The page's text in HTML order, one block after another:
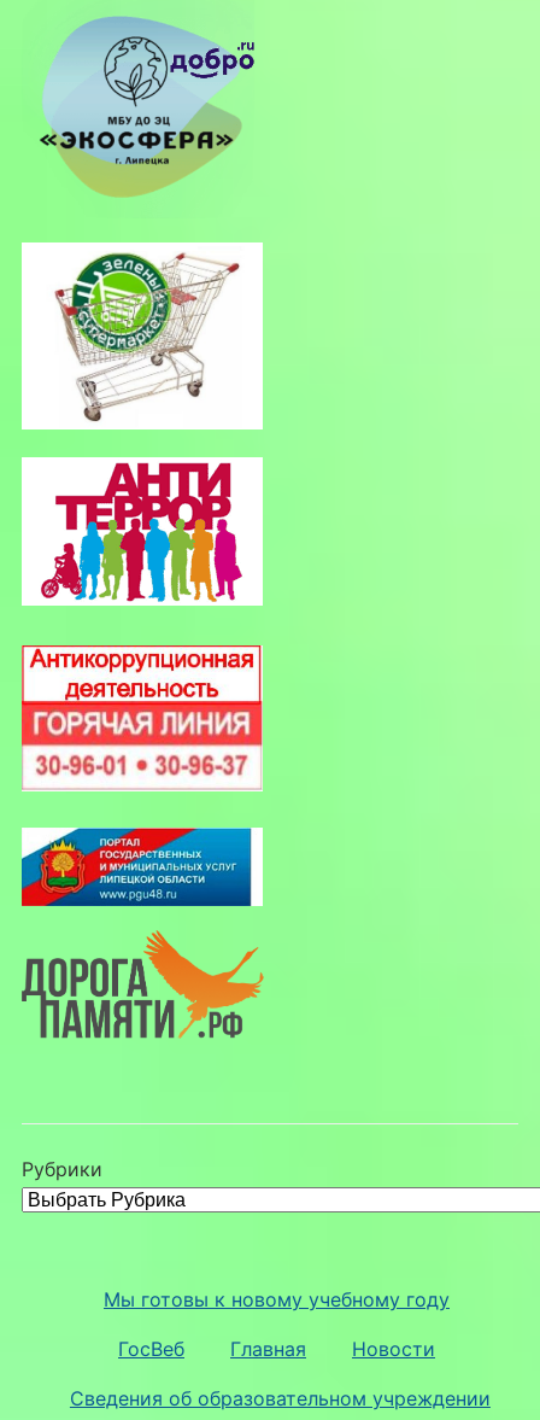
Рубрики
Мы готовы к новому учебному году
ГосВеб Главная Новости
Сведения об образовательном учреждении